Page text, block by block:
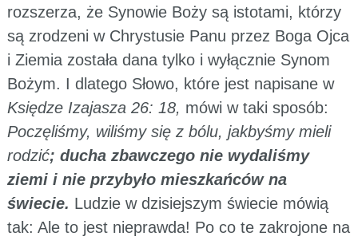
rozszerza, że Synowie Boży są istotami, którzy
są zrodzeni w Chrystusie Panu przez Boga Ojca
i Ziemia została dana tylko i wyłącznie Synom
Bożym. I dlatego Słowo, które jest napisane w
Księdze Izajasza 26: 18, mówi w taki sposób:
Poczęliśmy, wiliśmy się z bólu, jakbyśmy mieli
rodzić; ducha zbawczego nie wydaliśmy
ziemi i nie przybyło mieszkańców na
świecie. Ludzie w dzisiejszym świecie mówią
tak: Ale to jest nieprawda! Po co te zakrojone na